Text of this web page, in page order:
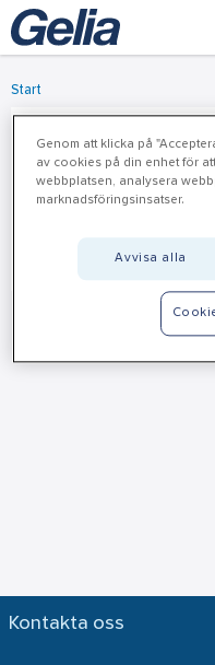
Start
Kampanj
Logga in för att ta del av
Kontakta oss
Genom att klicka på
av cookies på din enhet för
webbplatsen, analysera
marknadsföringsinsatser.
Avvisa alla